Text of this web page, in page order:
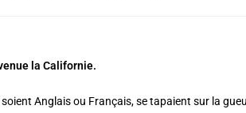
la Californie.
soient Anglais ou Français, se tapaient sur la